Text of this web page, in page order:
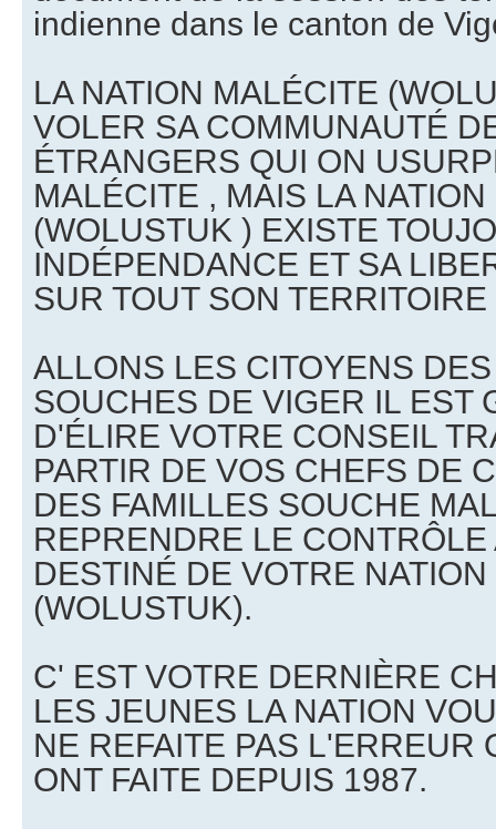
indienne dans le canton de
LA NATION MALÉCITE
VOLER SA COMMUNAUTÉ
ÉTRANGERS QUI ON
MALÉCITE , MAIS LA
(WOLUSTUK ) EXISTE
INDÉPENDANCE ET SA
SUR TOUT SON TERRITOIRE
ALLONS LES CITOYENS
SOUCHES DE VIGER IL EST
D'ÉLIRE VOTRE CONSEIL
PARTIR DE VOS CHEFS DE
DES FAMILLES SOUCHE
REPRENDRE LE
DESTINÉ DE VOTRE
(WOLUSTUK).
C' EST VOTRE DERNIÈRE
LES JEUNES LA NATION
NE REFAITE PAS L'ERREUR
ONT FAITE DEPUIS 1987.